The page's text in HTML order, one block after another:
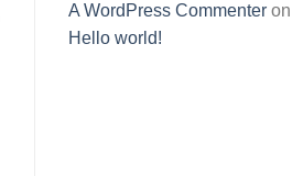
A WordPress Commenteron
Hello world!